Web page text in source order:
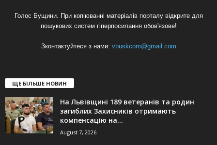
Голос Бущини. При копіюванні матеріалів порталу відкрите для
пошукових систем гіперпосилання обов'язове!
Зконтактуйтеся з нами: vbuskcom@gmail.com
ЩЕ БІЛЬШЕ НОВИН
На Львівщині 189 ветеранів та родин
загиблих Захисників отримають
компенсацію на...
August 7, 2026